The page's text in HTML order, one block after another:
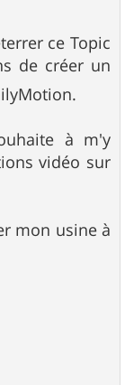
ce Topic
de créer un
à m'y
vidéo sur
mon usine à